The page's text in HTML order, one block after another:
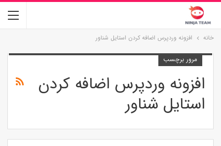
خانه افزونه وردپرس اضافه کردن استایل شناور
مرور برچسب
افزونه وردپرس اضافه کردن
استایل شناور